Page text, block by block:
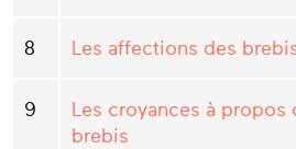
8 Les affections des
9
Les croyances à propos
brebis